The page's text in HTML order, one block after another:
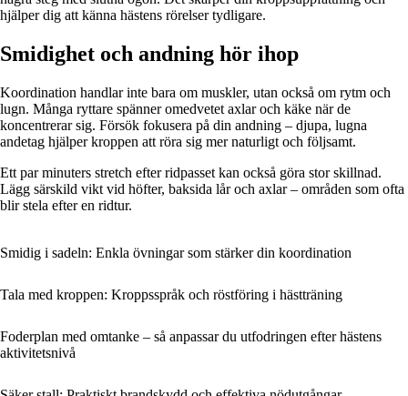
hjälper dig att känna hästens rörelser tydligare.
Smidighet och andning hör ihop
Koordination handlar inte bara om muskler, utan också om rytm och
lugn. Många ryttare spänner omedvetet axlar och käke när de
koncentrerar sig. Försök fokusera på din andning – djupa, lugna
andetag hjälper kroppen att röra sig mer naturligt och följsamt.
Ett par minuters stretch efter ridpasset kan också göra stor skillnad.
Lägg särskild vikt vid höfter, baksida lår och axlar – områden som ofta
blir stela efter en ridtur.
Smidig i sadeln: Enkla övningar som stärker din koordination
Tala med kroppen: Kroppsspråk och röstföring i hästträning
Foderplan med omtanke – så anpassar du utfodringen efter hästens
aktivitetsnivå